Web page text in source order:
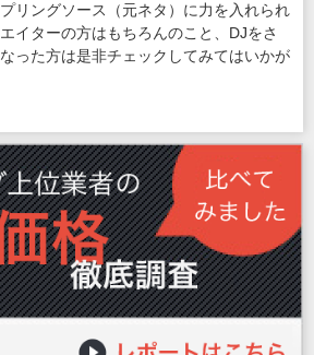
リングソース（元ネタ）に力を入れられ
イターの方はもちろんのこと、DJをさ
った方は是非チェックしてみてはいかが